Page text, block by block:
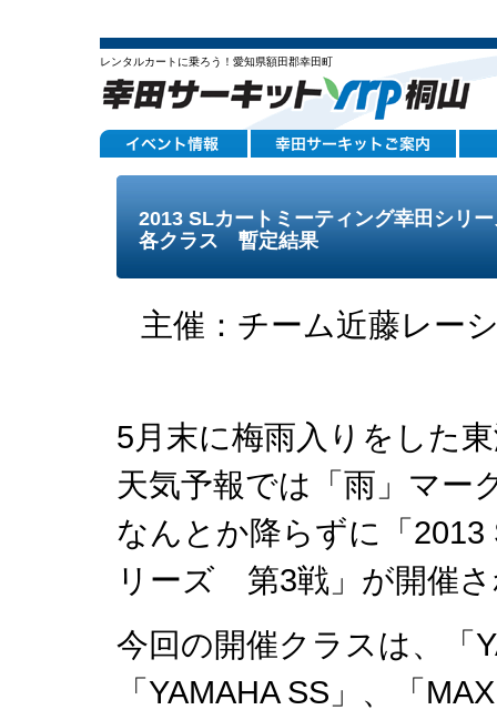
レンタルカートに乗ろう！愛知県額田郡幸田町
2013 SLカートミーティング幸田シリ
各クラス 暫定結果
主催：チーム近藤レー
5月末に梅雨入りをした
天気予報では「雨」マー
なんとか降らずに「
リーズ 第3戦」が開催
今回の開催クラスは、「
「YAMAHA SS」、「